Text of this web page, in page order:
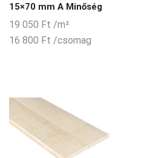
15×70 mm A Minőség
19 050 Ft /m²
16 800 Ft /csomag